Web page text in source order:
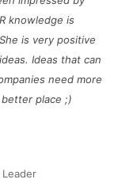
knowledge is
is very positive
Ideas that can
need more
place ;)